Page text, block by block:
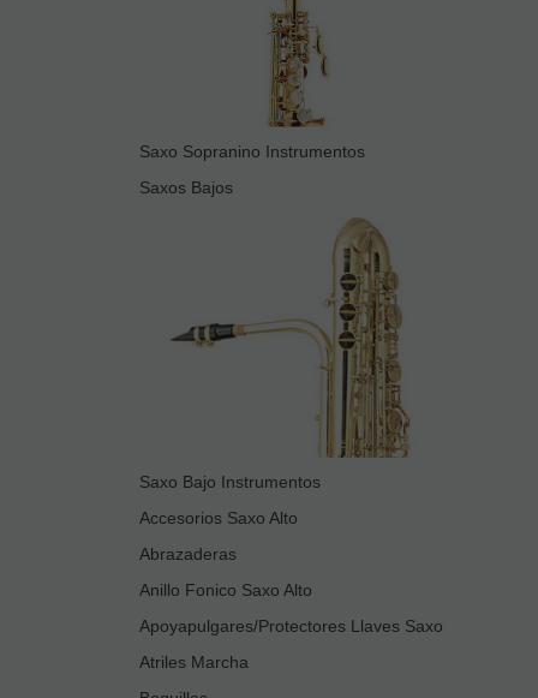
Saxo Sopranino Instrumentos
Saxos Bajos
Saxo Bajo Instrumentos
Accesorios Saxo Alto
Abrazaderas
Anillo Fonico Saxo Alto
Apoyapulgares/Protectores Llaves Saxo
Atriles Marcha